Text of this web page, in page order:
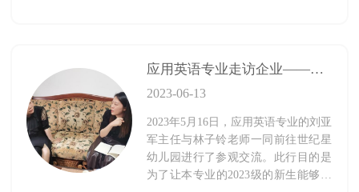
应用英语专业走访企业———参观交流世纪星幼儿园
2023-06-13
2023年5月16日，应用英语专业的刘亚
军主任与林子铃老师一同前往世纪星
幼儿园进行了参观交流。此行目的是
为了让本专业的2023级的新生能够更